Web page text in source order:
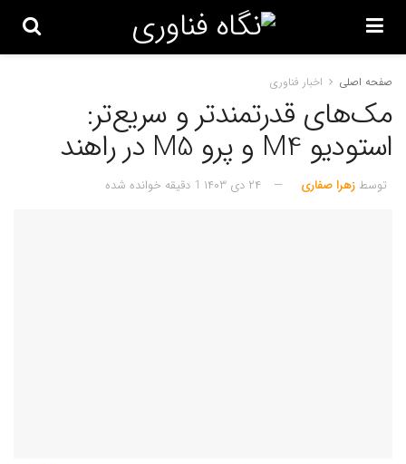
صفحه اصلی اخبار فناوری
مک‌های قدرتمندتر و سریع‌تر:
استودیو M4 و پرو M5 در راهند
توسط زهرا صفاری ۲۴ دی ۱۴۰۳ 1 دقیقه خوانده شده